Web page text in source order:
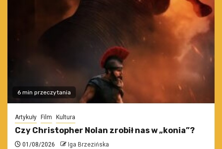
6 min przeczytania
Artykuły Film Kultura
Czy Christopher Nolan zrobił nas w „konia”?
01/08/2026 Iga Brzezińska